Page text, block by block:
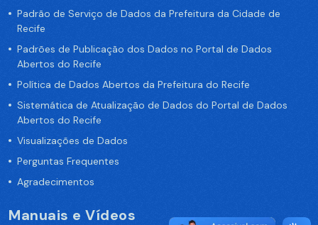
Padrão de Serviço de Dados da Prefeitura da Cidade de
Recife
Padrões de Publicação dos Dados no Portal de Dados
Abertos do Recife
Política de Dados Abertos da Prefeitura do Recife
Sistemática de Atualização de Dados do Portal de Dados
Abertos do Recife
Visualizações de Dados
Perguntas Frequentes
Agradecimentos
Manuais e Vídeos